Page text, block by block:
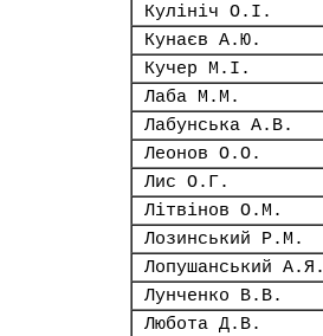
Кулініч О.І.
Кунаєв А.Ю.
Кучер М.І.
Лаба М.М.
Лабунська А.В.
Леонов О.О.
Лис О.Г.
Літвінов О.М.
Лозинський Р.М.
Лопушанський А.Я.
Лунченко В.В.
Любота Д.В.